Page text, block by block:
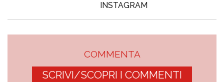
INSTAGRAM
COMMENTA
SCRIVI/SCOPRI I COMMENTI